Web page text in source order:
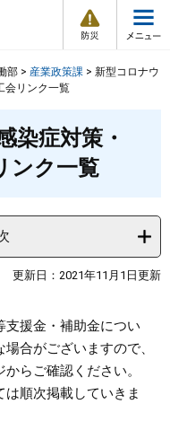
情
報
メ
ュ
マップで探す
部 > 産業政策課 > 新型コロナウ
会リンク一覧
染症対策・
ンク一覧
更新日：2021年11月1日更新
支援金・補助金につい
合がございますので、
らご確認ください。
順次掲載していきま